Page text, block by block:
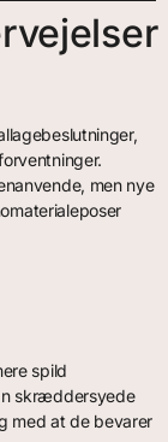
men nye
spild
skræddersyede
med at de bevarer